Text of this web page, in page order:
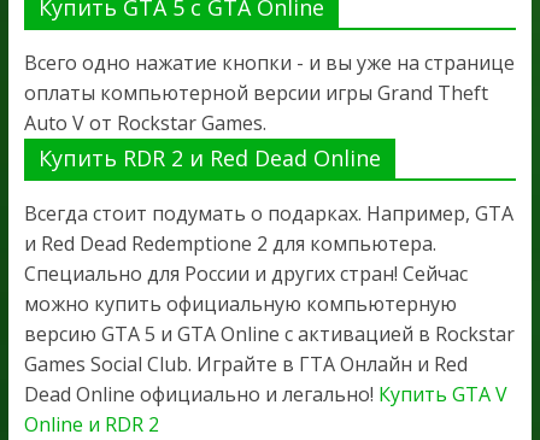
Купить GTA 5 с GTA Online
Всего одно нажатие кнопки - и вы уже на странице
оплаты компьютерной версии игры Grand Theft
Auto V от Rockstar Games.
Купить RDR 2 и Red Dead Online
Всегда стоит подумать о подарках. Например, GTA
и Red Dead Redemptione 2 для компьютера.
Специально для России и других стран! Сейчас
можно купить официальную компьютерную
версию GTA 5 и GTA Online с активацией в Rockstar
Games Social Club. Играйте в ГТА Онлайн и Red
Dead Online официально и легально! Купить GTA V
Online и RDR 2